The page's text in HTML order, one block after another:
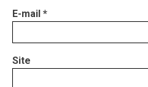
E-mail *
Site